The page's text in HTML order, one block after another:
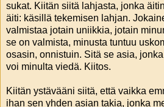
sukat. Kiitän siitä lahjasta, jonka
äiti: käsillä tekemisen lahjan.
valmistaa jotain uniikkia, jotain
se on valmista, minusta tuntuu
osasin, onnistuin. Sitä se asia,
voi minulta viedä. Kiitos.
Kiitän ystävääni siitä, että vaikka
ihan sen yhden asian takia, jonka